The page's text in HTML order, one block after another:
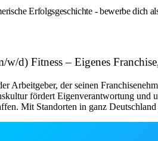
Erfolgsgeschichte - bewerbe
d) Fitness – Eigenes
Arbeitgeber, der seinen
fördert Eigenverantwortung und
Mit Standorten in ganz